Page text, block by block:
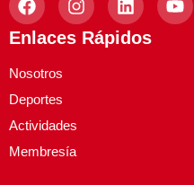
Enlaces Rápidos
Nosotros
Deportes
Actividades
Membresía